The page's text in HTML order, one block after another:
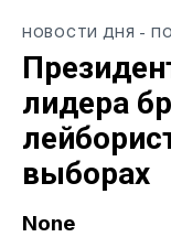
НОВОСТИ ДНЯ -
лидера
выборах
None